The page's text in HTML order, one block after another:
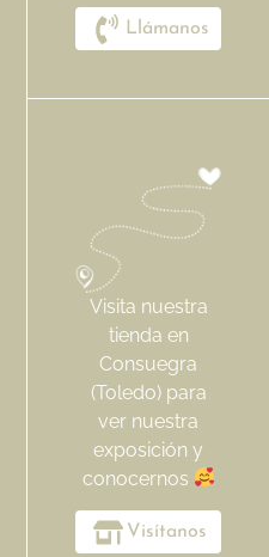
Llámanos
Visita nuestra
tienda en
Consuegra
(Toledo) para
ver nuestra
exposición y
conocernos
Visítanos